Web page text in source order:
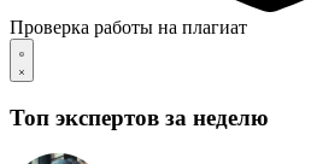
Проверка работы на плагиат
Топ экспертов за неделю